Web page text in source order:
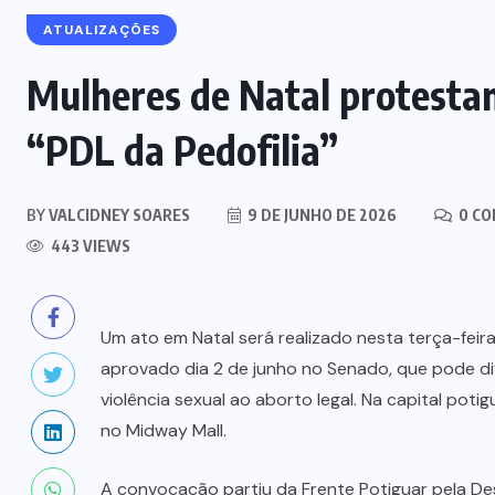
ATUALIZAÇÕES
Mulheres de Natal
“PDL da Pedofilia”
BYVALCIDNEY SOARES 9 DE JUNHO DE 2026
0
443 VIEWS
Um ato em Natal será realizado nesta terça-
aprovado dia 2 de junho no Senado, que pode
violência sexual ao aborto legal. Na capital
no Midway Mall.
A convocação partiu da Frente Potiguar pela
GERAL HELICÓPTERO MORTES
QUEDA
Colombianas que morreram na